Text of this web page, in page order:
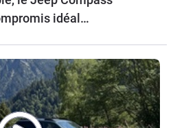
idéal…